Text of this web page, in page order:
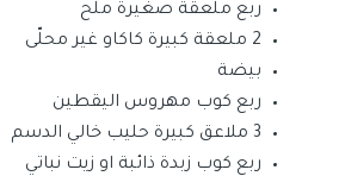
ربع ملعقة صغيرة ملح
2 ملعقة كبيرة كاكاو غير محلّى
بيضة
ربع كوب مهروس اليقطين
3 ملاعق كبيرة حليب خالي الدسم
ربع كوب زبدة ذائبة او زيت نباتي